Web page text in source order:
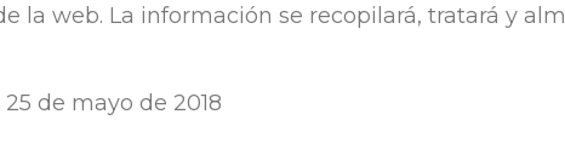
la web. La información se recopilará, tratará y
de mayo de 2018